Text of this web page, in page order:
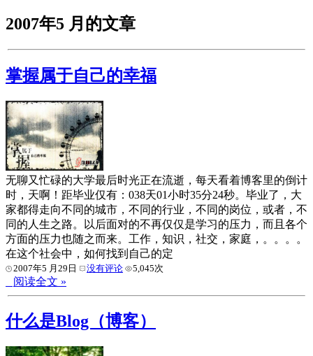
2007年5 月的文章
掌握属于自己的幸福
无聊又忙碌的大学最后时光正在流逝，每天看着博客里的倒计
时，天啊！距毕业仅有：038天01小时35分24秒。毕业了，大
家都得走向不同的城市，不同的行业，不同的岗位，或者，不
同的人生之路。以后面对的不再仅仅是学习的压力，而且各个
方面的压力也随之而来。工作，知识，社交，家庭，。。。。
在这个社会中，如何找到自己的定
2007年5 月29日 没有评论 5,045次
阅读全文 »
什么是Blog（博客）